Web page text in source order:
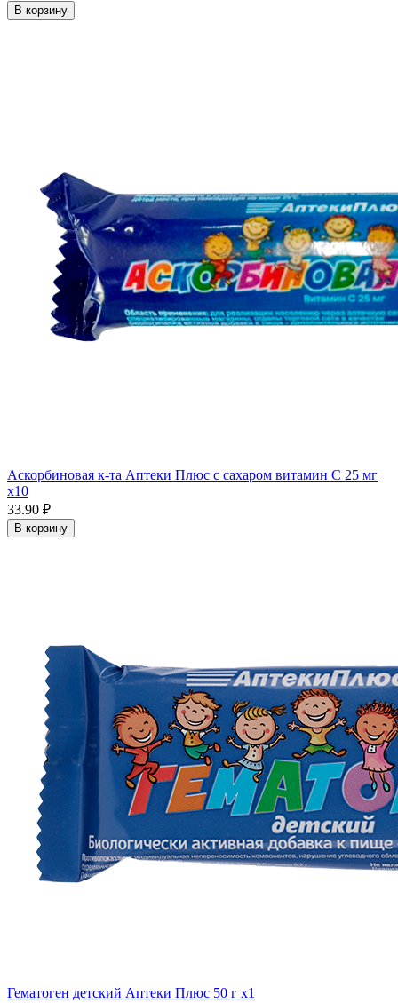
В корзину
Аскорбиновая к-та Аптеки Плюс с сахаром витамин С 25 мг
x10
33.90 ₽
В корзину
Гематоген детский Аптеки Плюс 50 г x1